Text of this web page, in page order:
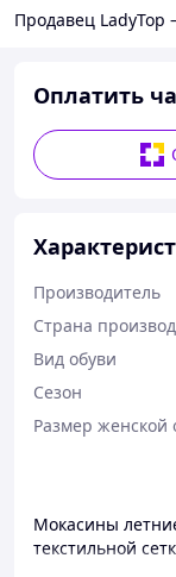
Продавец LadyTop
Оплатить
Производитель
Страна
Вид обуви
Сезон
Размер женской
Мокасины
текстильной